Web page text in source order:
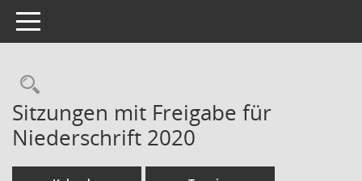
Toggle navigation
Rechercheauswahl
Sitzungen mit Freigabe für
Niederschrift 2020